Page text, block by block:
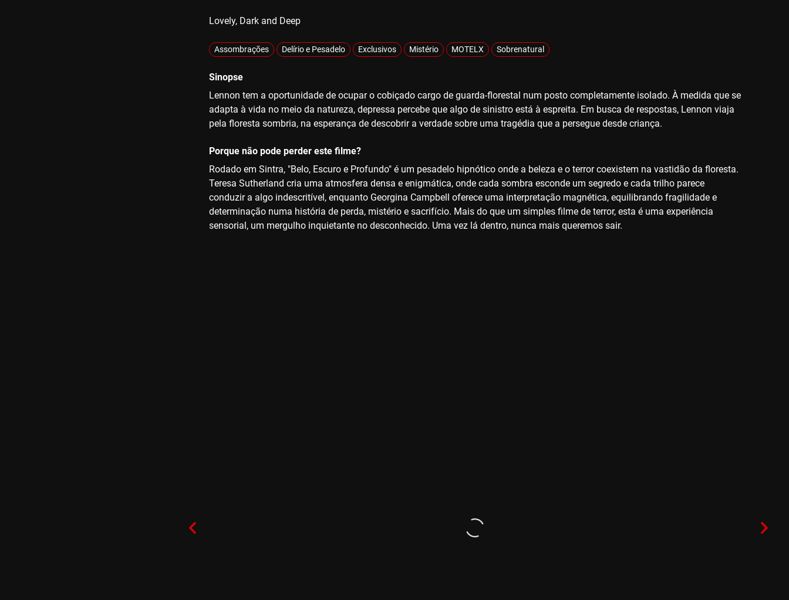
Lovely, Dark and Deep
Assombrações Delírio e Pesadelo Exclusivos Mistério MOTELX Sobrenatural
Sinopse
Lennon tem a oportunidade de ocupar o cobiçado cargo de guarda-florestal num posto completamente isolado. À medida que se
adapta à vida no meio da natureza, depressa percebe que algo de sinistro está à espreita. Em busca de respostas, Lennon viaja
pela floresta sombria, na esperança de descobrir a verdade sobre uma tragédia que a persegue desde criança.
Porque não pode perder este filme?
Rodado em Sintra, "Belo, Escuro e Profundo" é um pesadelo hipnótico onde a beleza e o terror coexistem na vastidão da floresta.
Teresa Sutherland cria uma atmosfera densa e enigmática, onde cada sombra esconde um segredo e cada trilho parece
conduzir a algo indescritível, enquanto Georgina Campbell oferece uma interpretação magnética, equilibrando fragilidade e
determinação numa história de perda, mistério e sacrifício. Mais do que um simples filme de terror, esta é uma experiência
sensorial, um mergulho inquietante no desconhecido. Uma vez lá dentro, nunca mais queremos sair.